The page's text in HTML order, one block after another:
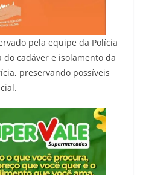
pela equipe da Polícia
cadáver e isolamento da
preservando possíveis